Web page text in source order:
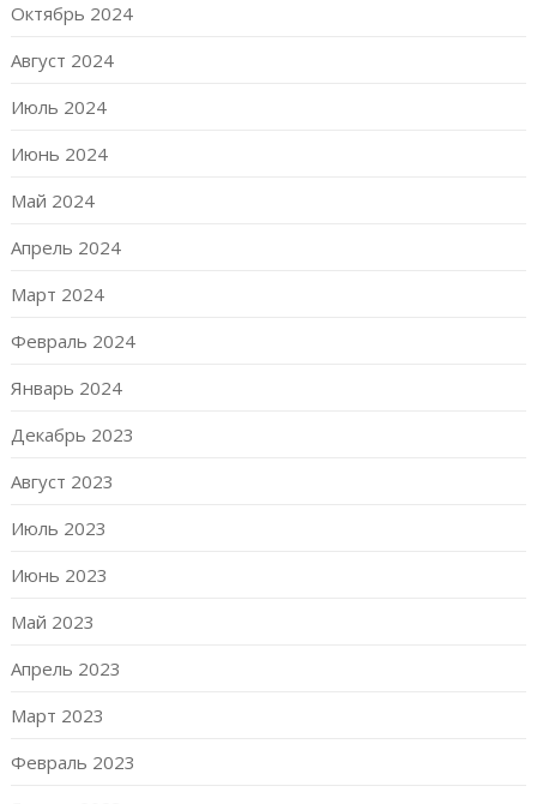
Октябрь 2024
Август 2024
Июль 2024
Июнь 2024
Май 2024
Апрель 2024
Март 2024
Февраль 2024
Январь 2024
Декабрь 2023
Август 2023
Июль 2023
Июнь 2023
Май 2023
Апрель 2023
Март 2023
Февраль 2023